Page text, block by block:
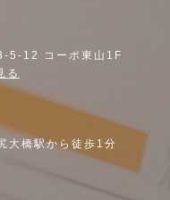
5-12 コーポ東山1F
る
大橋駅から徒歩1分